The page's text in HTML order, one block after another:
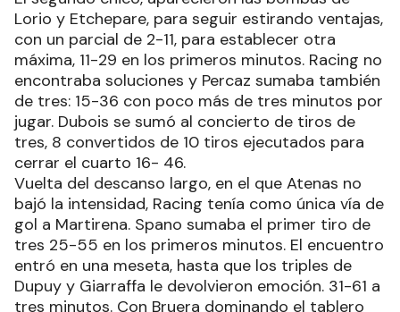
Lorio y Etchepare, para seguir estirando ventajas,
con un parcial de 2-11, para establecer otra
máxima, 11-29 en los primeros minutos. Racing no
encontraba soluciones y Percaz sumaba también
de tres: 15-36 con poco más de tres minutos por
jugar. Dubois se sumó al concierto de tiros de
tres, 8 convertidos de 10 tiros ejecutados para
cerrar el cuarto 16- 46.
Vuelta del descanso largo, en el que Atenas no
bajó la intensidad, Racing tenía como única vía de
gol a Martirena. Spano sumaba el primer tiro de
tres 25-55 en los primeros minutos. El encuentro
entró en una meseta, hasta que los triples de
Dupuy y Giarraffa le devolvieron emoción. 31-61 a
tres minutos. Con Bruera dominando el tablero